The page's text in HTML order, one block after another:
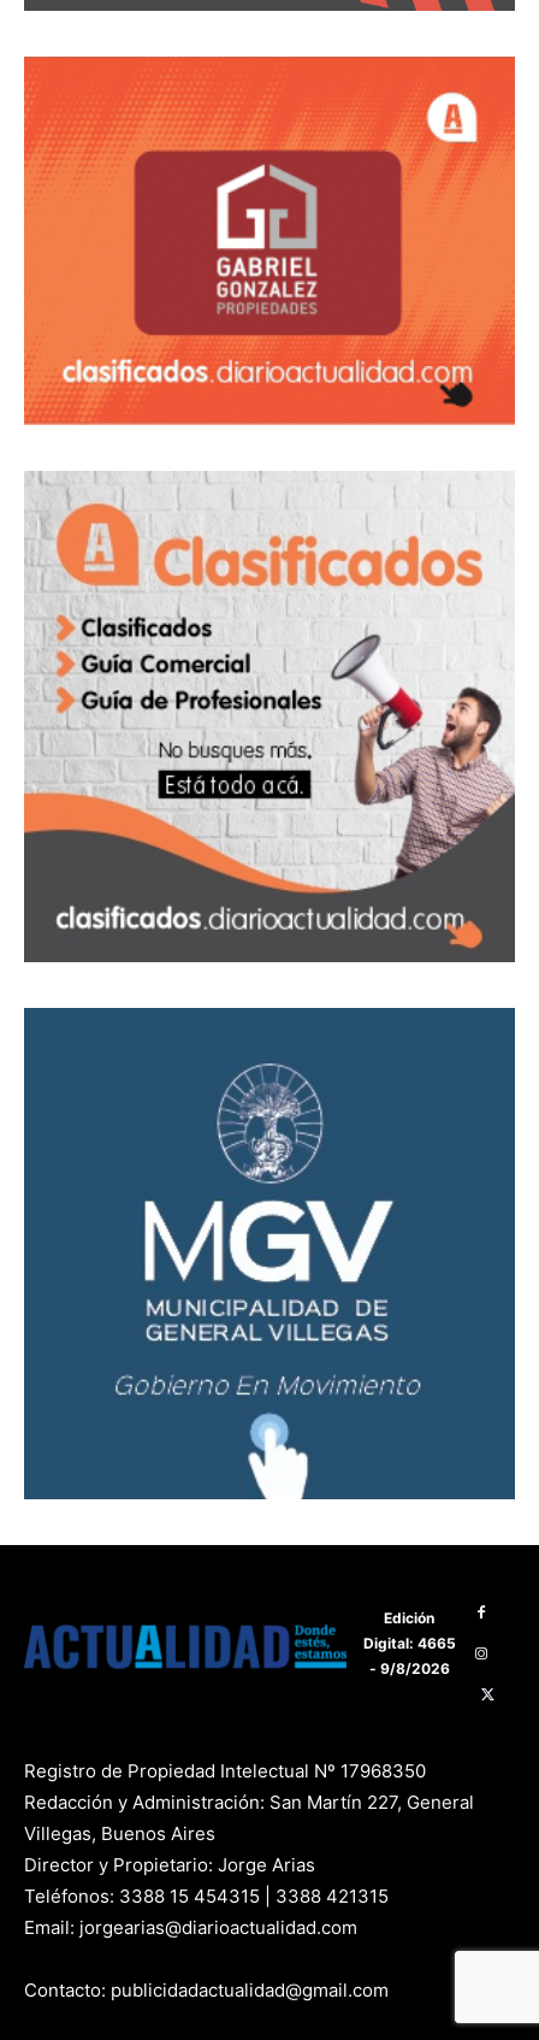
Edición
Digital: 4665
- 9/8/2026
Registro de Propiedad Intelectual Nº 17968350
Redacción y Administración: San Martín 227, General
Villegas, Buenos Aires
Director y Propietario: Jorge Arias
Teléfonos: 3388 15 454315 | 3388 421315
Email: jorgearias@diarioactualidad.com
Contacto: publicidadactualidad@gmail.com